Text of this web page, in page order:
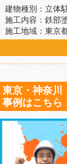
建物種別：立体
施工内容：鉄部
施工地域：東京
東京・神奈川
事例はこちら